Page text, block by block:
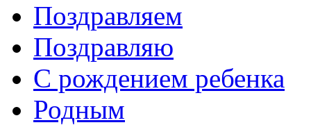
Поздравляем
Поздравляю
С рождением ребенка
Родным